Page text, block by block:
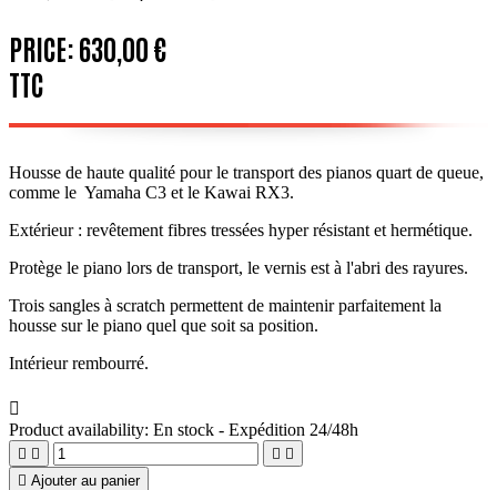
PRICE:630,00 €
TTC
Housse de haute qualité pour le transport des pianos quart de queue,
comme le Yamaha C3 et le Kawai RX3.
Extérieur : revêtement fibres tressées hyper résistant et hermétique.
Protège le piano lors de transport, le vernis est à l'abri des rayures.
Trois sangles à scratch permettent de maintenir parfaitement la
housse sur le piano quel que soit sa position.
Intérieur rembourré.

Product availability: En stock - Expédition 24/48h
   
 Ajouter au panier